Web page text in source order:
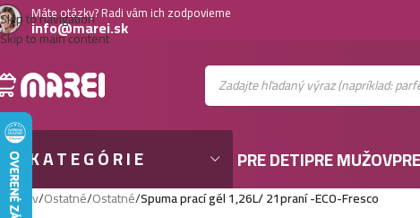
Skip to navigation
Skip to main content
Máte otázky? Radi vám ich zodpovieme
info@marei.sk
KATEGÓRIE PRE DETIPRE MUŽOV
Domov/Ostatné/Ostatné/Spuma prací gél 1,26L/ 21praní -ECO-Fresco